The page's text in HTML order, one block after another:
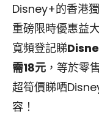
Disney+的香港
重磅限時優惠益
寬頻登記睇
需18元 ，等於零
超筍價睇哂
容！